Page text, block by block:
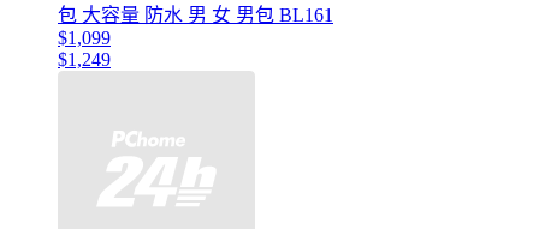
包 大容量 防水 男 女 男包 BL161
$1,099
$1,249